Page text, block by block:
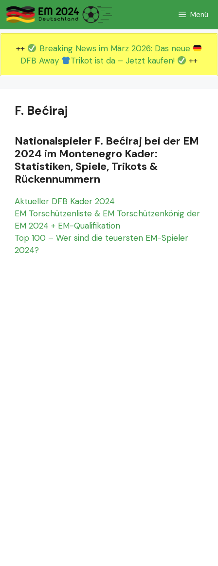
Zum
Inhalt
springen
Menü
++
Breaking News im März 2026: Das neue
DFB Away
Trikot ist da – Jetzt kaufen! ++
F. Bećiraj
Nationalspieler F. Bećiraj bei der EM
2024 im Montenegro Kader:
Statistiken, Spiele, Trikots &
Rückennummern
Aktueller DFB Kader 2024
EM Torschützenliste & EM Torschützenkönig der
EM 2024 + EM-Qualifikation
Top 100 – Wer sind die teuersten EM-Spieler
2024?